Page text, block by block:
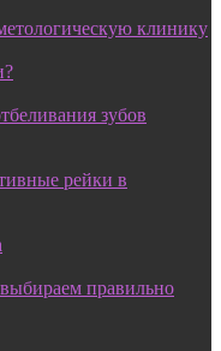
клинику
зубов
рейки в
правильно